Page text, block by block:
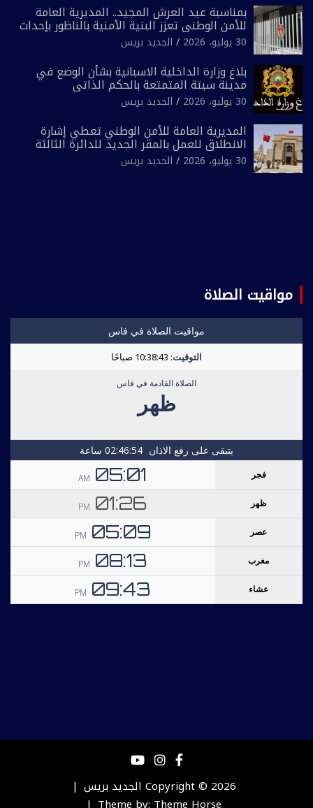
بمناسبة عيد العرش المجيد.. المديرية العامة
للأمن الوطني تعزز البنية الأمنية بالناظور بإحداث
فرقتين جديدتين
30 يوليو، 2026 الجديد بريس
بلاغ وزارة الداخلية الاسبانية بشأن الوضع في
مدينة سبتة المتمتعة بالحكم الذاتي
30 يوليو، 2026 الجديد بريس
المديرية العامة للأمن الوطني تعطي إشارة
الانطلاق للعمل بالمقر الجديد للدائرة الثالثة
للشرطة بولاية أمن العيون
30 يوليو، 2026 الجديد بريس
مواقيت الصلاة
Copyright © 2026 الجديد بريس